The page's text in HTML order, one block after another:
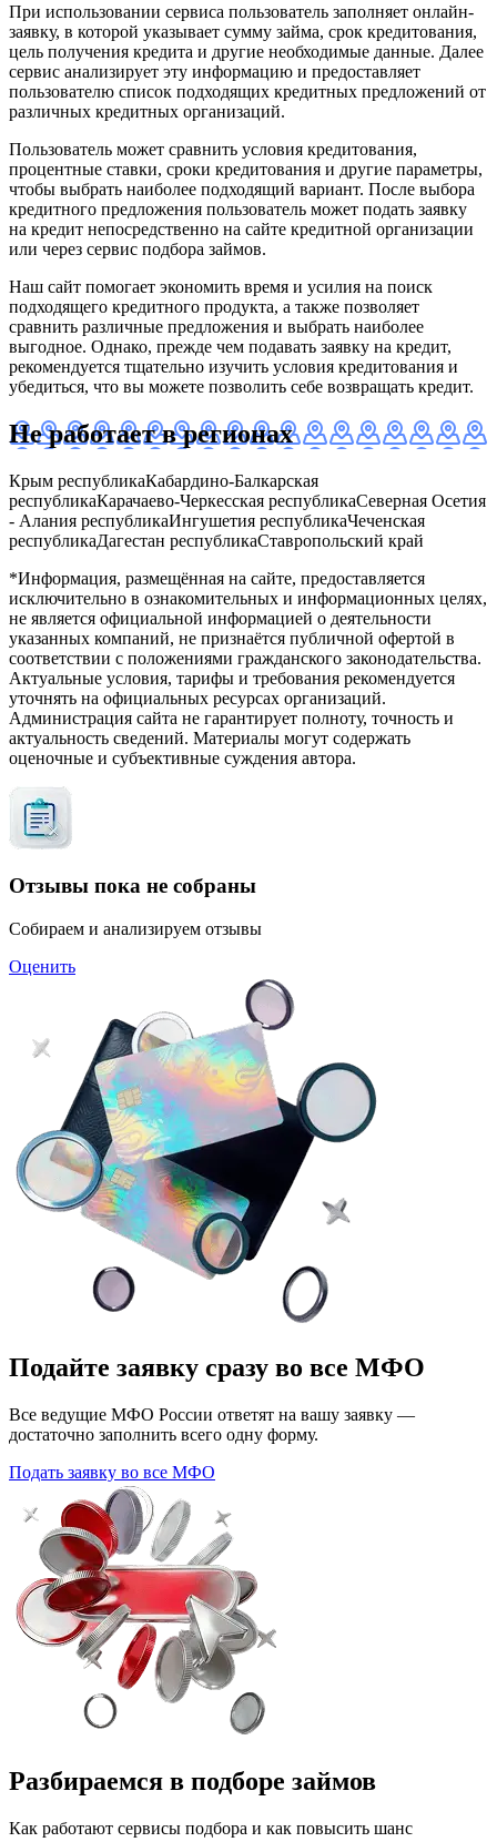
При использовании сервиса пользователь заполняет онлайн-
заявку, в которой указывает сумму займа, срок кредитования,
цель получения кредита и другие необходимые данные. Далее
сервис анализирует эту информацию и предоставляет
пользователю список подходящих кредитных предложений от
различных кредитных организаций.
Пользователь может сравнить условия кредитования,
процентные ставки, сроки кредитования и другие параметры,
чтобы выбрать наиболее подходящий вариант. После выбора
кредитного предложения пользователь может подать заявку
на кредит непосредственно на сайте кредитной организации
или через сервис подбора займов.
Наш сайт помогает экономить время и усилия на поиск
подходящего кредитного продукта, а также позволяет
сравнить различные предложения и выбрать наиболее
выгодное. Однако, прежде чем подавать заявку на кредит,
рекомендуется тщательно изучить условия кредитования и
убедиться, что вы можете позволить себе возвращать кредит.
Не работает в регионах
Крым республикаКабардино-Балкарская
республикаКарачаево-Черкесская республикаСеверная Осетия
- Алания республикаИнгушетия республикаЧеченская
республикаДагестан республикаСтавропольский край
*Информация, размещённая на сайте, предоставляется
исключительно в ознакомительных и информационных целях,
не является официальной информацией о деятельности
указанных компаний, не признаётся публичной офертой в
соответствии с положениями гражданского законодательства.
Актуальные условия, тарифы и требования рекомендуется
уточнять на официальных ресурсах организаций.
Администрация сайта не гарантирует полноту, точность и
актуальность сведений. Материалы могут содержать
оценочные и субъективные суждения автора.
Отзывы пока не собраны
Собираем и анализируем отзывы
Оценить
Подайте заявку сразу во все МФО
Все ведущие МФО России ответят на вашу заявку —
достаточно заполнить всего одну форму.
Подать заявку во все МФО
Разбираемся в подборе займов
Как работают сервисы подбора и как повысить шанс